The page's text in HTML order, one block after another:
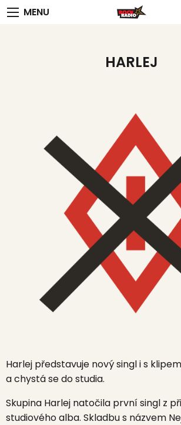
MENU
HARLEJ
Harlej představuje nový singl i s
a chystá se do studia.
Skupina Harlej natočila první singl z
studiového alba. Skladbu s názvem